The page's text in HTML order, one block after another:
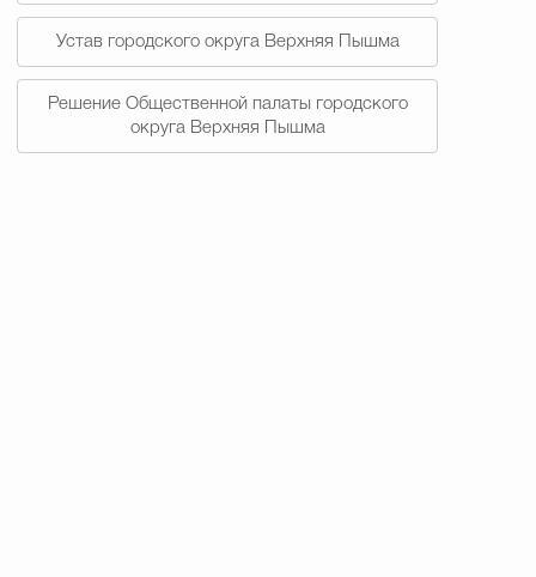
Устав городского округа Верхняя Пышма
Решение Общественной палаты городского
округа Верхняя Пышма